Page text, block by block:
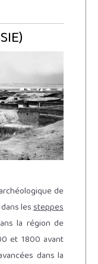
de
dans lessteppes
la région de
et 1800 avant
dans la